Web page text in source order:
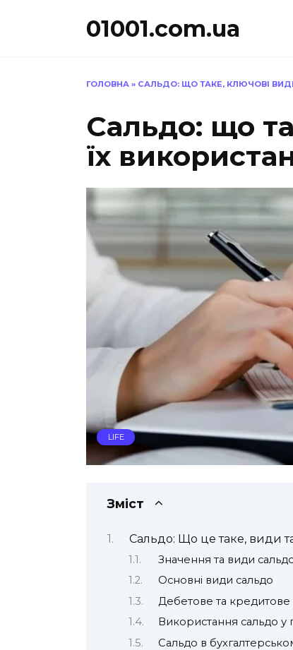
01001.com.ua
ГОЛОВНА » САЛЬДО: ЩО ТАКЕ, КЛЮЧОВІ
Сальдо: що
їх
LIFE
Зміст
Сальдо: Що це таке, види
Значення та види
Основні види сальдо
Дебетове та кредитове
Використання сальдо у
Сальдо в